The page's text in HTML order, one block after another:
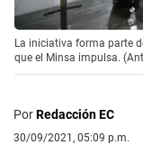
La iniciativa forma parte
que el Minsa impulsa.
PorRedacción EC
30/09/2021, 05:09 p.m.